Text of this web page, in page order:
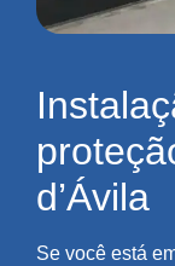
d’Ávila
Se você está